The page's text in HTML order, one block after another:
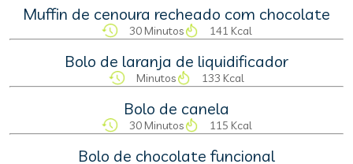
Muffin de cenoura recheado com chocolate
30 Minutos 141 Kcal
Bolo de laranja de liquidificador
Minutos 133 Kcal
Bolo de canela
30 Minutos 115 Kcal
Bolo de chocolate funcional